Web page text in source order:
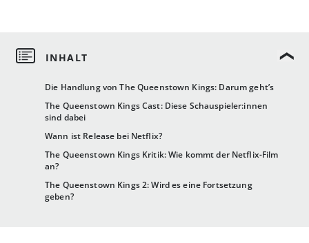
Die Handlung von The Queenstown Kings: Darum geht’s
The Queenstown Kings Cast: Diese Schauspieler:innen
sind dabei
Wann ist Release bei Netflix?
The Queenstown Kings Kritik: Wie kommt der Netflix-Film
an?
The Queenstown Kings 2: Wird es eine Fortsetzung
geben?